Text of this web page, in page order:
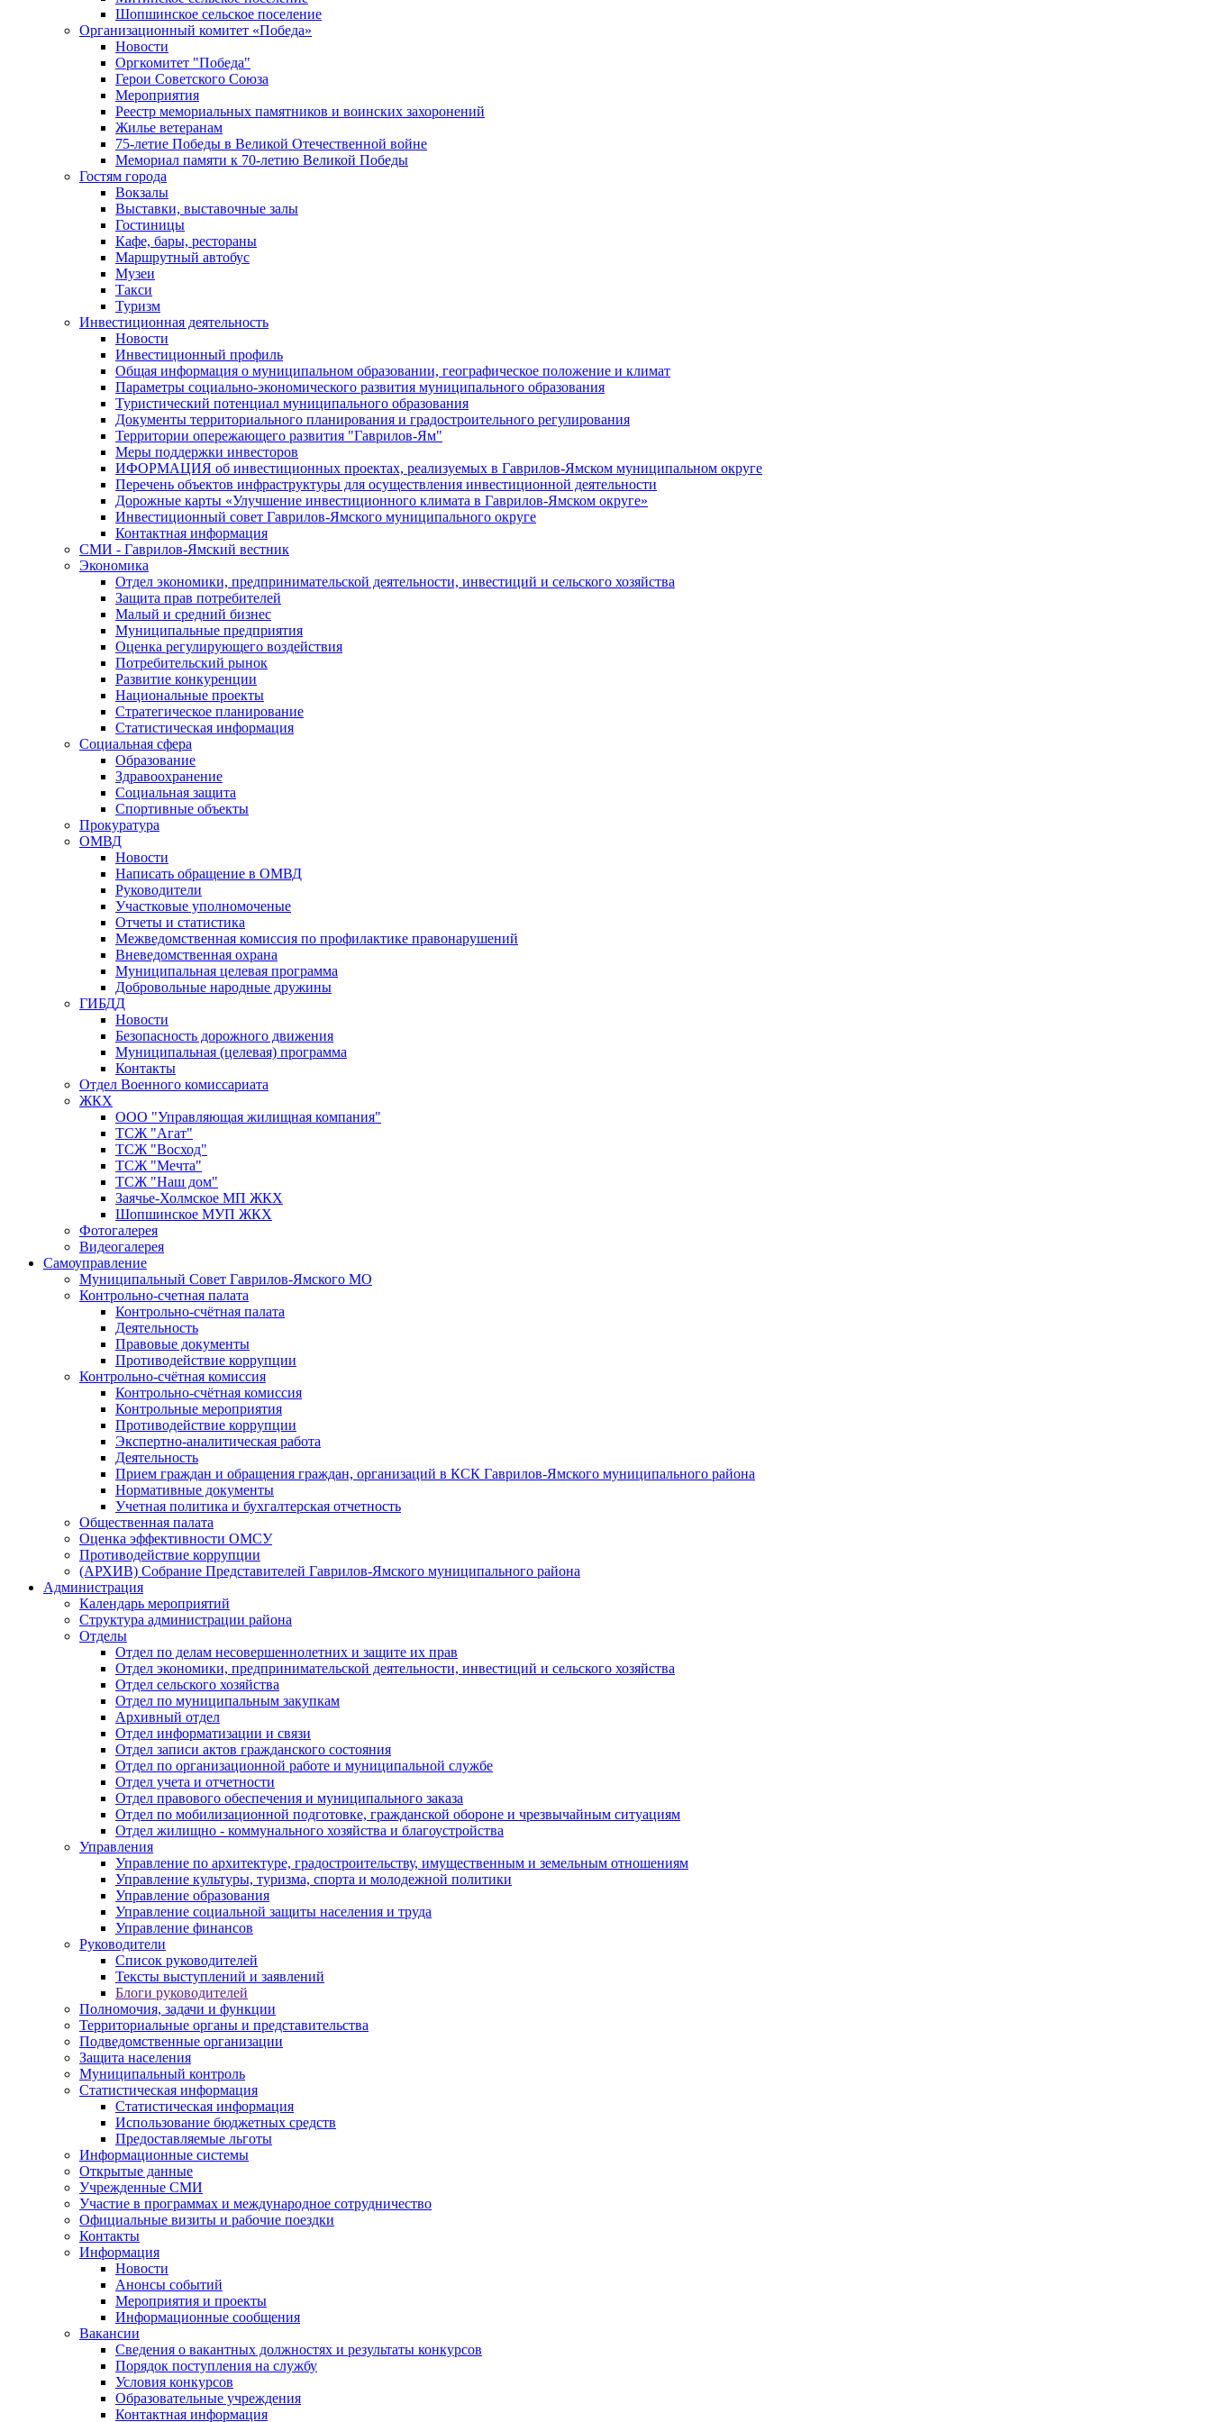
Шопшинское сельское поселение
Организационный комитет «Победа»
Новости
Оргкомитет "Победа"
Герои Советского Союза
Мероприятия
Реестр мемориальных памятников и воинских захоронений
Жилье ветеранам
75-летие Победы в Великой Отечественной войне
Мемориал памяти к 70-летию Великой Победы
Гостям города
Вокзалы
Выставки, выставочные залы
Гостиницы
Кафе, бары, рестораны
Маршрутный автобус
Музеи
Такси
Туризм
Инвестиционная деятельность
Новости
Инвестиционный профиль
Общая информация о муниципальном образовании, географическое положение и климат
Параметры социально-экономического развития муниципального образования
Туристический потенциал муниципального образования
Документы территориального планирования и градостроительного регулирования
Территории опережающего развития "Гаврилов-Ям"
Меры поддержки инвесторов
ИФОРМАЦИЯ об инвестиционных проектах, реализуемых в Гаврилов-Ямском муниципальном округе
Перечень объектов инфраструктуры для осуществления инвестиционной деятельности
Дорожные карты «Улучшение инвестиционного климата в Гаврилов-Ямском округе»
Инвестиционный совет Гаврилов-Ямского муниципального округе
Контактная информация
СМИ - Гаврилов-Ямский вестник
Экономика
Отдел экономики, предпринимательской деятельности, инвестиций и сельского хозяйства
Защита прав потребителей
Малый и средний бизнес
Муниципальные предприятия
Оценка регулирующего воздействия
Потребительский рынок
Развитие конкуренции
Национальные проекты
Стратегическое планирование
Статистическая информация
Социальная сфера
Образование
Здравоохранение
Социальная защита
Спортивные объекты
Прокуратура
ОМВД
Новости
Написать обращение в ОМВД
Руководители
Участковые уполномоченые
Отчеты и статистика
Межведомственная комиссия по профилактике правонарушений
Вневедомственная охрана
Муниципальная целевая программа
Добровольные народные дружины
ГИБДД
Новости
Безопасность дорожного движения
Муниципальная (целевая) программа
Контакты
Отдел Военного комиссариата
ЖКХ
ООО "Управляющая жилищная компания"
ТСЖ "Агат"
ТСЖ "Восход"
ТСЖ "Мечта"
ТСЖ "Наш дом"
Заячье-Холмское МП ЖКХ
Шопшинское МУП ЖКХ
Фотогалерея
Видеогалерея
Самоуправление
Муниципальный Совет Гаврилов-Ямского МО
Контрольно-счетная палата
Контрольно-счётная палата
Деятельность
Правовые документы
Противодействие коррупции
Контрольно-счётная комиссия
Контрольно-счётная комиссия
Контрольные мероприятия
Противодействие коррупции
Экспертно-аналитическая работа
Деятельность
Прием граждан и обращения граждан, организаций в КСК Гаврилов-Ямского муниципального района
Нормативные документы
Учетная политика и бухгалтерская отчетность
Общественная палата
Оценка эффективности ОМСУ
Противодействие коррупции
(АРХИВ) Собрание Представителей Гаврилов-Ямского муниципального района
Администрация
Календарь мероприятий
Структура администрации района
Отделы
Отдел по делам несовершеннолетних и защите их прав
Отдел экономики, предпринимательской деятельности, инвестиций и сельского хозяйства
Отдел сельского хозяйства
Отдел по муниципальным закупкам
Архивный отдел
Отдел информатизации и связи
Отдел записи актов гражданского состояния
Отдел по организационной работе и муниципальной службе
Отдел учета и отчетности
Отдел правового обеспечения и муниципального заказа
Отдел по мобилизационной подготовке, гражданской обороне и чрезвычайным ситуациям
Отдел жилищно - коммунального хозяйства и благоустройства
Управления
Управление по архитектуре, градостроительству, имущественным и земельным отношениям
Управление культуры, туризма, спорта и молодежной политики
Управление образования
Управление социальной защиты населения и труда
Управление финансов
Руководители
Список руководителей
Тексты выступлений и заявлений
Блоги руководителей
Полномочия, задачи и функции
Территориальные органы и представительства
Подведомственные организации
Защита населения
Муниципальный контроль
Статистическая информация
Статистическая информация
Использование бюджетных средств
Предоставляемые льготы
Информационные системы
Открытые данные
Учрежденные СМИ
Участие в программах и международное сотрудничество
Официальные визиты и рабочие поездки
Контакты
Информация
Новости
Анонсы событий
Мероприятия и проекты
Информационные сообщения
Вакансии
Сведения о вакантных должностях и результаты конкурсов
Порядок поступления на службу
Условия конкурсов
Образовательные учреждения
Контактная информация